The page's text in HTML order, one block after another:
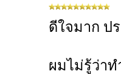
ดีใจมาก ป
ผมไม่รู้ว่าท